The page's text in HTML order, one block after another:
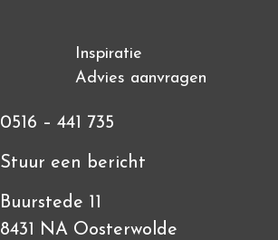
Inspiratie
Advies aanvragen
0516 – 441 735
Stuur een bericht
Buurstede 11
8431 NA Oosterwolde